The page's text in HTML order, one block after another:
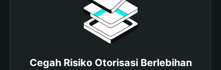
Cegah Risiko Otorisasi Berlebihan